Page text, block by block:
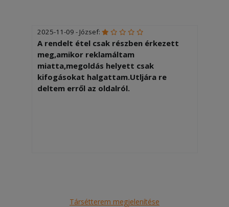
2025-11-09 - József:
A rendelt étel csak részben érkezett
meg,amikor reklamáltam
miatta,megoldás helyett csak
kifogásokat halgattam.Utljára re
deltem erről az oldalról.
Társétterem megjelenítése